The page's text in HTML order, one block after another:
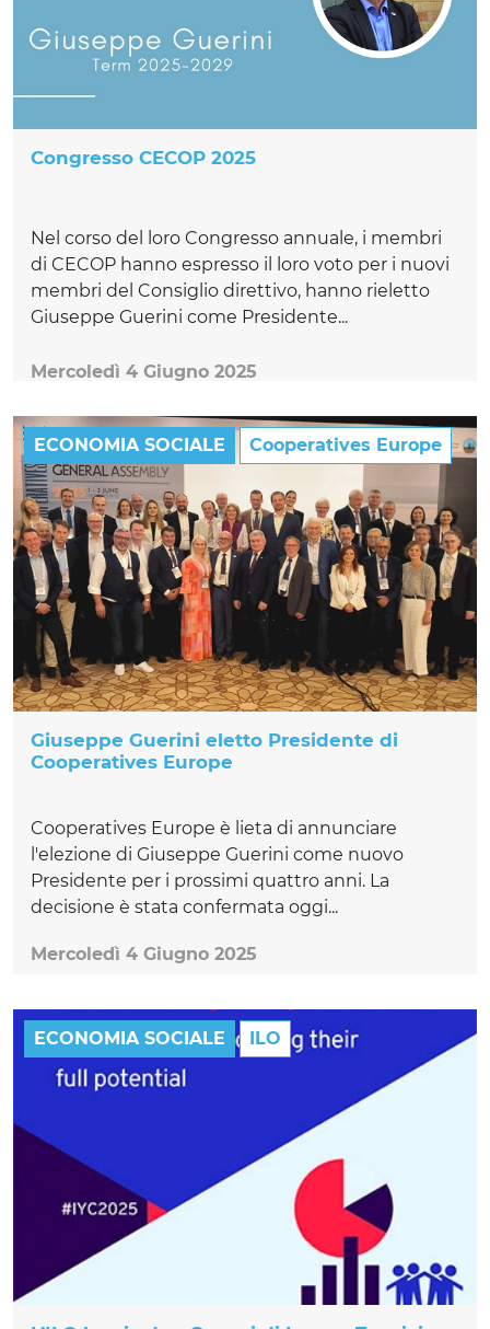
Congresso CECOP 2025
Nel corso del loro Congresso annuale, i membri
di CECOP hanno espresso il loro voto per i nuovi
membri del Consiglio direttivo, hanno rieletto
Giuseppe Guerini come Presidente...
Mercoledì 4 Giugno 2025
ECONOMIA SOCIALE Cooperatives Europe
Giuseppe Guerini eletto Presidente di
Cooperatives Europe
Cooperatives Europe è lieta di annunciare
l'elezione di Giuseppe Guerini come nuovo
Presidente per i prossimi quattro anni. La
decisione è stata confermata oggi...
Mercoledì 4 Giugno 2025
ECONOMIA SOCIALE ILO